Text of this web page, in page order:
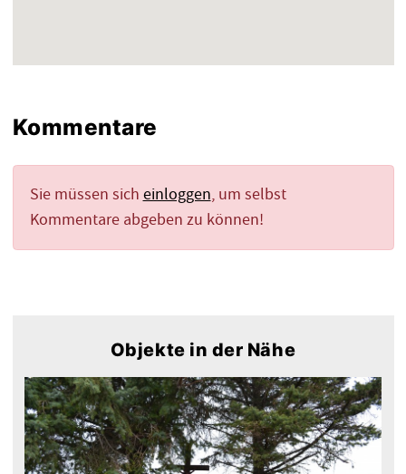
Kommentare
Sie müssen sich einloggen, um selbst
Kommentare abgeben zu können!
Objekte in der Nähe